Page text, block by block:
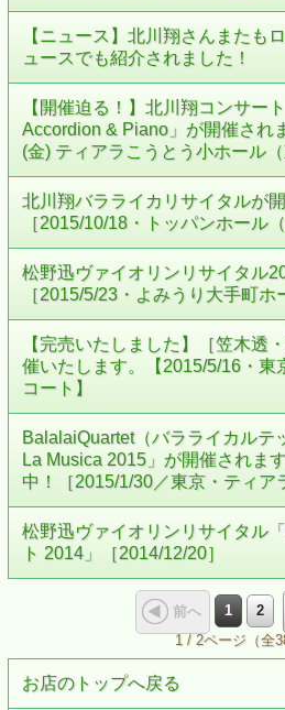
【ニュース】北川翔さんまたも
ュースでも紹介されました！
【開催迫る！】北川翔コンサー
Accordion & Piano」が開催され
(金) ティアラこうとう小ホール（
北川翔バラライカリサイタルが開
［2015/10/18・トッパンホール
松野迅ヴァイオリンリサイタル
［2015/5/23・よみうり大手町ホ
【完売いたしました】［笠木透
催いたします。【2015/5/16・東
コート】
BalalaiQuartet（バラライカルテ
La Musica 2015」が開催されま
中！［2015/1/30／東京・ティア
松野迅ヴァイオリンリサイタル
ト 2014」［2014/12/20］
前へ 1 2
1 / 2ページ（全
お店のトップへ戻る